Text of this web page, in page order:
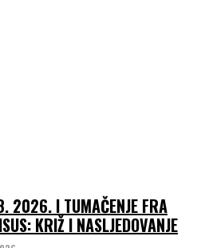
2026. I TUMAČENJE FRA
KRIŽ I NASLJEDOVANJE